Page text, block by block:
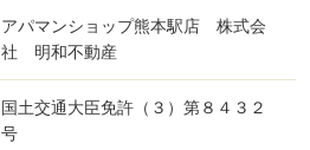
アパマンショップ熊本駅店 株式会
社 明和不動産
国土交通大臣免許（３）第８４３２
号